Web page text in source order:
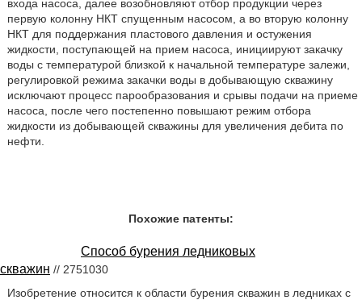
входа насоса, далее возобновляют отбор продукции через
первую колонну НКТ спущенным насосом, а во вторую колонну
НКТ для поддержания пластового давления и остужения
жидкости, поступающей на прием насоса, инициируют закачку
воды с температурой близкой к начальной температуре залежи,
регулировкой режима закачки воды в добывающую скважину
исключают процесс парообразования и срывы подачи на приеме
насоса, после чего постепенно повышают режим отбора
жидкости из добывающей скважины для увеличения дебита по
нефти.
Похожие патенты:
Способ бурения ледниковых
скважин // 2751030
Изобретение относится к области бурения скважин в ледниках с